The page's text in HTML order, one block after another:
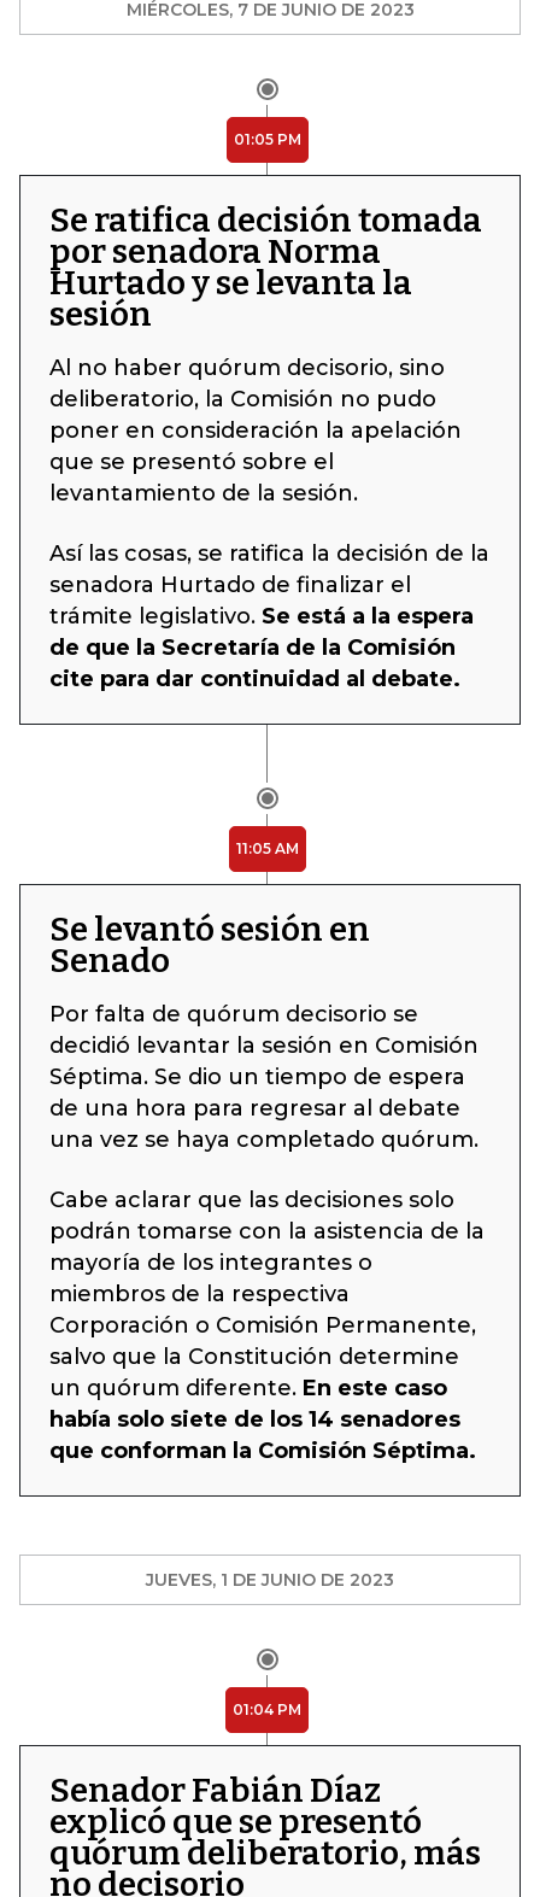
MIÉRCOLES, 7 DE JUNIO DE 2023
01:05 PM
Se ratifica decisión tomada
por senadora Norma
Hurtado y se levanta la
sesión
Al no haber quórum decisorio, sino
deliberatorio, la Comisión no pudo
poner en consideración la apelación
que se presentó sobre el
levantamiento de la sesión.
Así las cosas, se ratifica la decisión de la
senadora Hurtado de finalizar el
trámite legislativo. Se está a la espera
de que la Secretaría de la Comisión
cite para dar continuidad al debate.
11:05 AM
Se levantó sesión en
Senado
Por falta de quórum decisorio se
decidió levantar la sesión en Comisión
Séptima. Se dio un tiempo de espera
de una hora para regresar al debate
una vez se haya completado quórum.
Cabe aclarar que las decisiones solo
podrán tomarse con la asistencia de la
mayoría de los integrantes o
miembros de la respectiva
Corporación o Comisión Permanente,
salvo que la Constitución determine
un quórum diferente. En este caso
había solo siete de los 14 senadores
que conforman la Comisión Séptima.
JUEVES, 1 DE JUNIO DE 2023
01:04 PM
Senador Fabián Díaz
explicó que se presentó
quórum deliberatorio, más
no decisorio